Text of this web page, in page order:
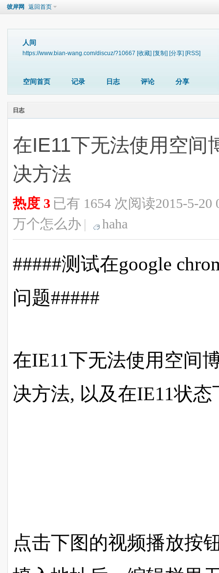
彼岸网 返回首页
人间
https://www.bian-wang.com/discuz/?10667 [收藏] [复制] [分享] [RSS]
空间首页 记录 日志 评论 分享
日志
在IE11下无法使用空间
决方法
热度 3 已有 1654 次阅读2015-5-20
万个怎么办 | haha
#####测试在google
问题#####
在IE11下无法使用空间
决方法, 以及在IE11状
点击下图的视频播放按